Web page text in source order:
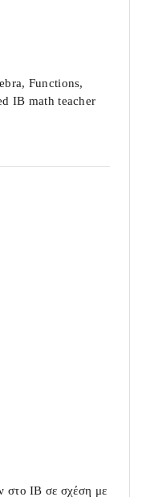
Functions,
IB math teacher
στο IB σε σχέση με